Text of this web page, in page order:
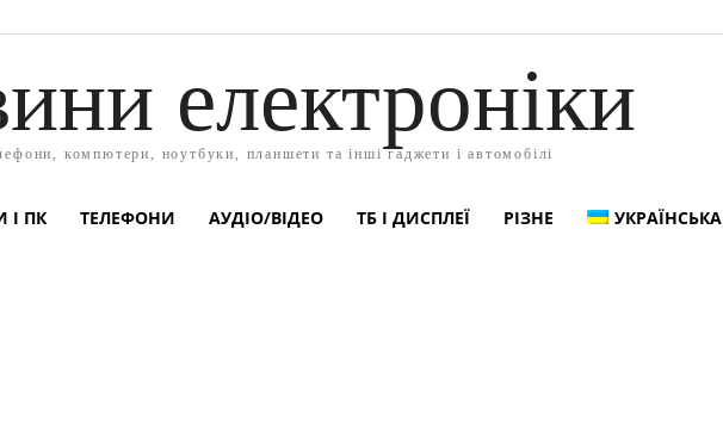
електроніки
компютери, ноутбуки, планшети та інші гаджети і автомобілі
І ПК ТЕЛЕФОНИ АУДІО/ВІДЕО ТБ І ДИСПЛЕЇ РІЗНЕ УКРАЇНСЬКА